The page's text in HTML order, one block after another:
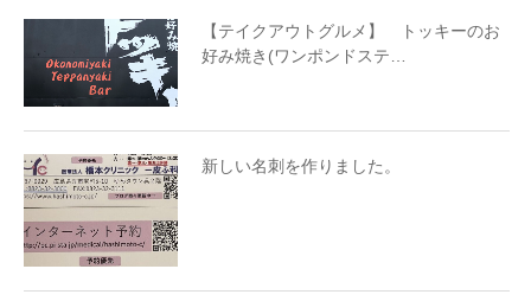
【テイクアウトグルメ】 トッキーのお
好み焼き(ワンポンドステ…
新しい名刺を作りました。